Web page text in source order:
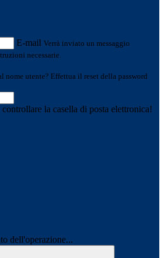
E-mail Verrà inviato un messaggio
necessarie.
nome utente? Effettua il reset della password
la casella di posta elettronica!
dell'operazione...